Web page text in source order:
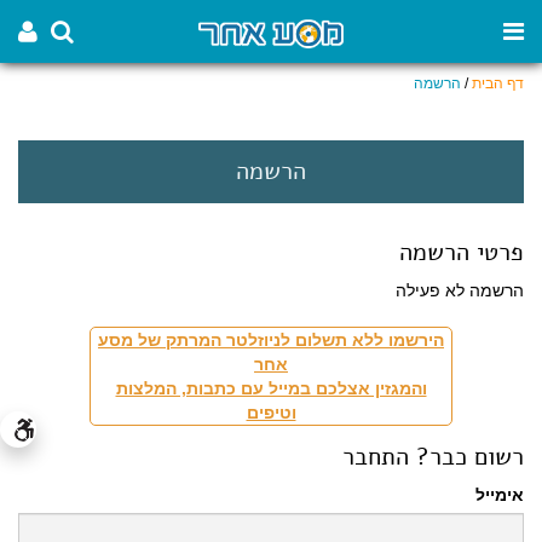
דף הבית/ הרשמה
הרשמה
פרטי הרשמה
הרשמה לא פעילה
הירשמו ללא תשלום לניוזלטר המרתק של מסע
אחר
והמגזין אצלכם במייל עם כתבות, המלצות
וטיפים
רשום כבר? התחבר
אימייל